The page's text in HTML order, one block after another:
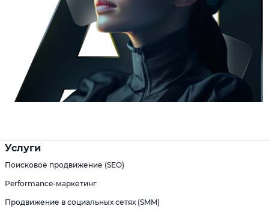
Услуги
Поисковое продвижение (SEO)
Performance-маркетинг
Продвижение в социальных сетях (SMM)